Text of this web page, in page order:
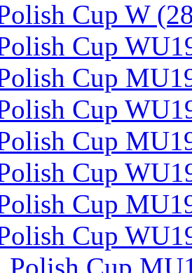
Cup W
Cup
Cup
Cup
Cup
Cup
Cup
Cup
Polish Cup